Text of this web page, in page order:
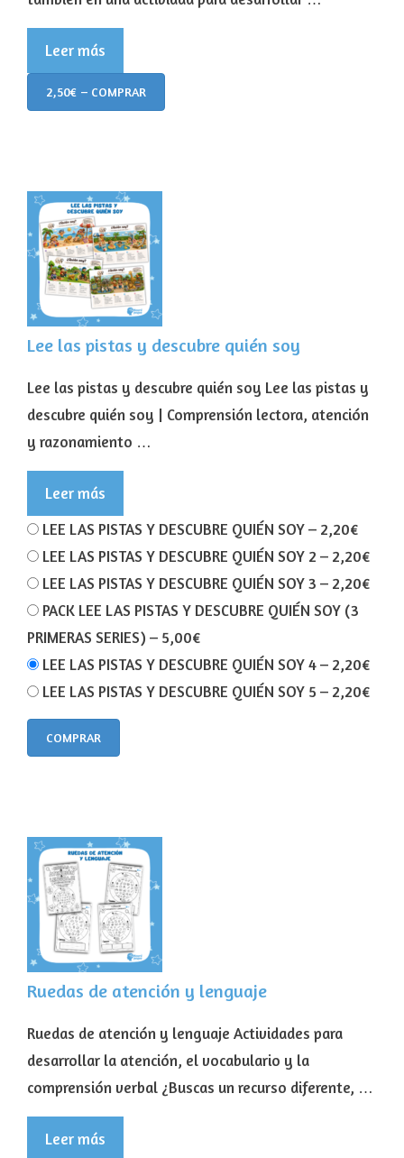
Leer más
2,50€ – COMPRAR
Lee las pistas y descubre quién soy
Lee las pistas y descubre quién soy Lee las pistas y
descubre quién soy | Comprensión lectora, atención
y razonamiento …
Leer más
LEE LAS PISTAS Y DESCUBRE QUIÉN SOY– 2,20€
LEE LAS PISTAS Y DESCUBRE QUIÉN SOY 2 – 2,20€
LEE LAS PISTAS Y DESCUBRE QUIÉN SOY 3 – 2,20€
PACK LEE LAS PISTAS Y DESCUBRE QUIÉN SOY (3
PRIMERAS SERIES) – 5,00€
LEE LAS PISTAS Y DESCUBRE QUIÉN SOY 4– 2,20€
LEE LAS PISTAS Y DESCUBRE QUIÉN SOY 5 – 2,20€
COMPRAR
Ruedas de atención y lenguaje
Ruedas de atención y lenguaje Actividades para
desarrollar la atención, el vocabulario y la
comprensión verbal ¿Buscas un recurso diferente, …
Leer más